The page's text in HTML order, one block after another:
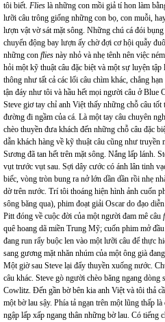
tôi biết. Flies là những con mồi giả tí hon làm
lưỡi câu trông giống những con bọ, con muỗi,
lượn vật vờ sát mặt sông. Những chú cá đói
chuyển động bay lượn ấy chờ đợi cơ hội quẫy
những con flies này nhỏ và nhẹ tênh nên việc
hỏi một kỹ thuật câu đặc biệt và một sự luyện
thông như tất cả các lối câu chìm khác, chẳng
tận đáy như tôi và hầu hết mọi người câu ở Blue
Steve giơ tay chỉ anh Việt thấy những chỗ câu
đường đi ngầm của cá. Là một tay câu chuyên
chèo thuyền đưa khách đến những chỗ câu đặc
dẫn khách hàng về kỹ thuật câu cũng như truyền
Sương đã tan hết trên mặt sông. Nắng lấp lánh.
vụt trước vụt sau. Sợi dây cước có ánh lân tinh
biếc, vòng tròn bung ra nở lớn dần dần rồi nhẹ
dờ trên nước. Trí tôi thoáng hiện hình ảnh cuốn
sông băng qua), phim đoạt giải Oscar do đạo
Pitt đóng về cuộc đời của một người đam mê câu
quê hoang dã miền Trung Mỹ; cuốn phim mở
đang run rẩy buộc len vào một lưỡi câu để thực
sang gương mặt nhăn nhúm của một ông già
Một giờ sau Steve lại đẩy thuyền xuống nước.
câu khác. Steve gò người chèo băng ngang dòng
Cowlitz. Đến gần bờ bên kia anh Việt và tôi thả
một bờ lau sậy. Phía tả ngạn trên một lũng thấp
ngập lấp xấp ngang thân những bờ lau. Có tiếng